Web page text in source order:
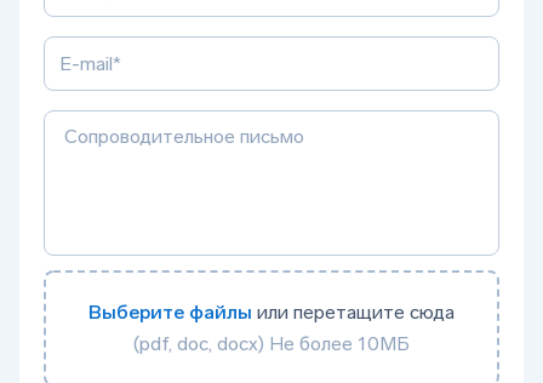
Выберите файлы или перетащите сюда
(pdf, doc, docx) Не более 10МБ